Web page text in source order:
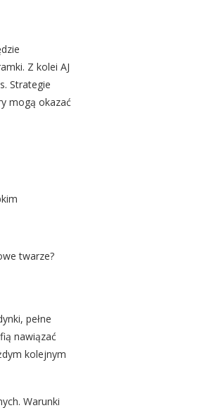
Z kolei AJ
Strategie
mogą okazać
twarze?
pełne
nawiązać
kolejnym
Warunki